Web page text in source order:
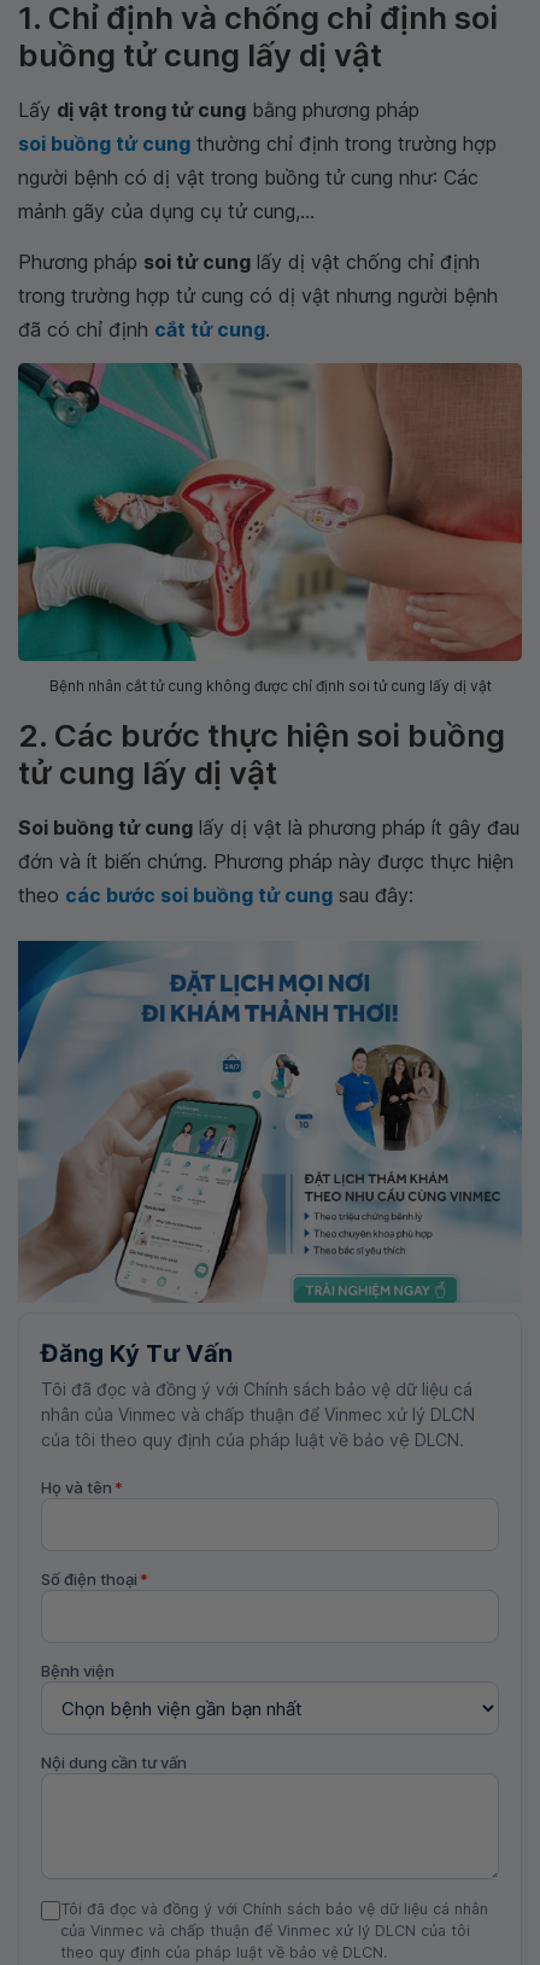
1. Chỉ định và chống chỉ định soi
buồng tử cung lấy dị vật
Lấy dị vật trong tử cung bằng phương pháp
soi buồng tử cungthường chỉ định trong trường hợp
người bệnh có dị vật trong buồng tử cung như: Các
mảnh gãy của dụng cụ tử cung,...
Phương pháp soi tử cung lấy dị vật chống chỉ định
trong trường hợp tử cung có dị vật nhưng người bệnh
đã có chỉ định cắt tử cung.
Bệnh nhân cắt tử cung không được chỉ định soi tử cung lấy dị vật
2. Các bước thực hiện soi buồng
tử cung lấy dị vật
Soi buồng tử cung lấy dị vật là phương pháp ít gây đau
đớn và ít biến chứng. Phương pháp này được thực hiện
theo các bước soi buồng tử cungsau đây:
Đăng Ký Tư Vấn
Tôi đã đọc và đồng ý với Chính sách bảo vệ dữ liệu cá
nhân của Vinmec và chấp thuận để Vinmec xử lý DLCN
của tôi theo quy định của pháp luật về bảo vệ DLCN.
Họ và tên *
Số điện thoại *
Bệnh viện
Nội dung cần tư vấn
Tôi đã đọc và đồng ý với Chính sách bảo vệ dữ liệu cá nhân
của Vinmec và chấp thuận để Vinmec xử lý DLCN của tôi
theo quy định của pháp luật về bảo vệ DLCN.